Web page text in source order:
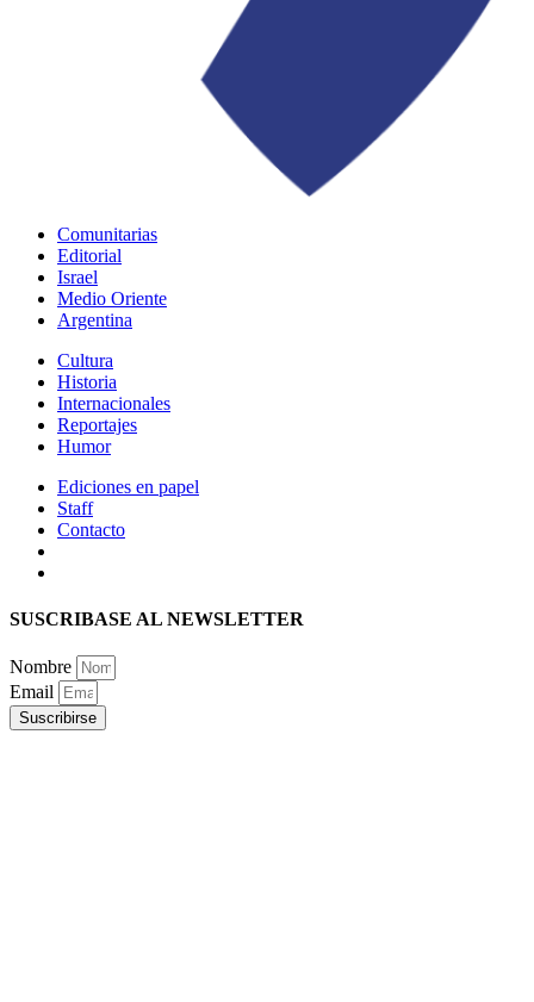
Comunitarias
Editorial
Israel
Medio Oriente
Argentina
Cultura
Historia
Internacionales
Reportajes
Humor
Ediciones en papel
Staff
Contacto
SUSCRIBASE AL NEWSLETTER
Nombre
Email
Suscribirse